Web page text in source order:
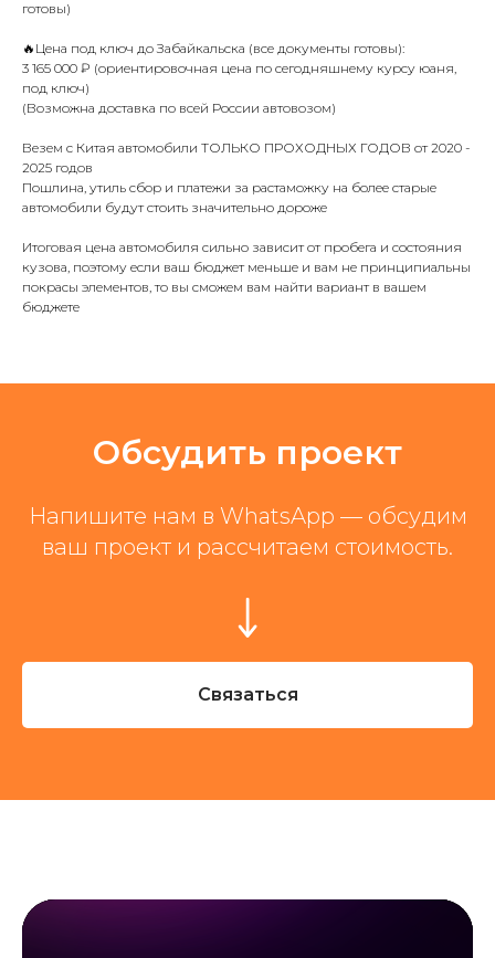
готовы)
🔥Цена под ключ до Забайкальска (все документы готовы):
3 165 000 ₽ (ориентировочная цена по сегодняшнему курсу юаня,
под ключ)
(Возможна доставка по всей России автовозом)
Везем с Китая автомобили ТОЛЬКО ПРОХОДНЫХ ГОДОВ от 2020 -
2025 годов
Пошлина, утиль сбор и платежи за растаможку на более старые
автомобили будут стоить значительно дороже
Итоговая цена автомобиля сильно зависит от пробега и состояния
кузова, поэтому если ваш бюджет меньше и вам не принципиальны
покрасы элементов, то вы сможем вам найти вариант в вашем
бюджете
Обсудить проект
Напишите нам в WhatsApp — обсудим
ваш проект и рассчитаем стоимость.
Связаться